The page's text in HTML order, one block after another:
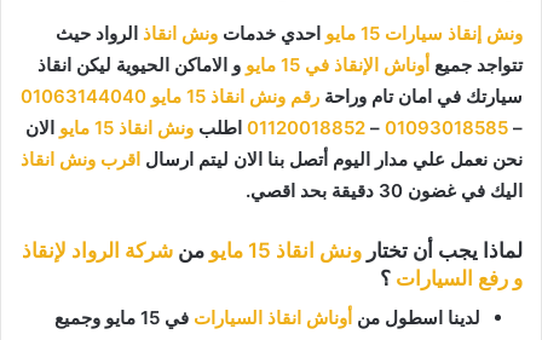
ونش إنقاذ سيارات 15 مايو احدي خدمات ونش انقاذ الرواد حيث
تتواجد جميع أوناش الإنقاذ في 15 مايو
و الاماكن الحيوية ليكن انقاذ
سيارتك في امان تام وراحة رقم ونش انقاذ 15 مايو
01063144040
–
01093018585
–
01120018852 اطلب ونش انقاذ 15 مايو
الان
نحن نعمل علي مدار اليوم أتصل بنا الان ليتم ارسال اقرب ونش انقاذ
اليك في غضون 30 دقيقة بحد اقصي.
لماذا يجب أن تختار ونش انقاذ 15 مايو من شركة الرواد لإنقاذ
و رفع السيارات ؟
لدينا اسطول من أوناش انقاذ السيارات
في 15 مايو وجميع